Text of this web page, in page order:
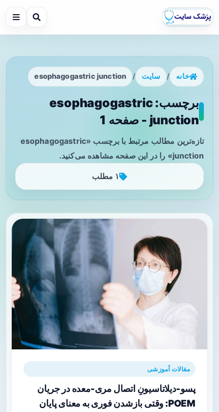
خانه / سایت /
esophagogastric junction
برچسب: esophagogastric
junction - صفحه 1
تازه‌ترین مطالب مرتبط با برچسب «esophagogastric
junction» را در این صفحه مشاهده می‌کنید.
۱ مطلب
مقالات آموزشی
پسو-دیلاتاسیونِ اتصال مری-معده در جریان
POEM: وقتی بازشدن فوری به معنای پایان